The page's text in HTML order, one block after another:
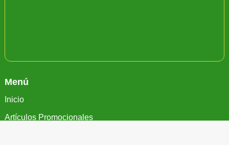
Menú
Inicio
Artículos Promocionales